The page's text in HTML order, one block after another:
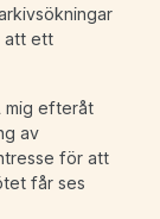
att ett
mig efteråt
av
för att
får ses